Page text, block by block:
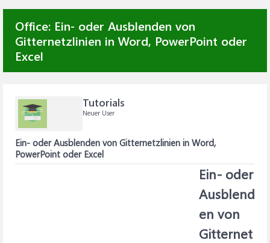
Office: Ein- oder Ausblenden von
Gitternetzlinien in Word, PowerPoint oder
Excel
Tutorials
Neuer User
Ein- oder Ausblenden von Gitternetzlinien in Word,
PowerPoint oder Excel
Ein- oder
Ausblend
en von
Gitternet